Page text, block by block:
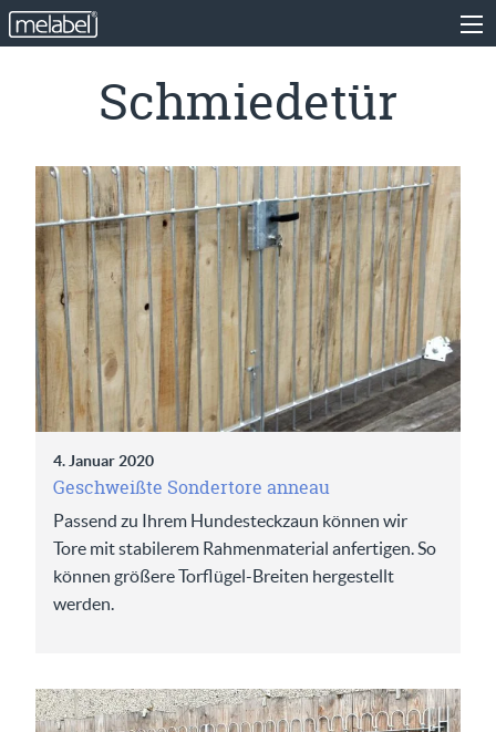
Schmiedetür
4. Januar 2020
Geschweißte Sondertore anneau
Passend zu Ihrem Hundesteckzaun können wir
Tore mit stabilerem Rahmenmaterial anfertigen. So
können größere Torflügel-Breiten hergestellt
werden.